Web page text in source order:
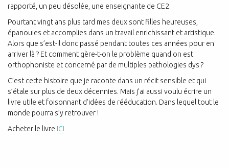
rapporté, un peu désolée, une enseignante de CE2.
Pourtant vingt ans plus tard mes deux sont filles heureuses,
épanouies et accomplies dans un travail enrichissant et artistique.
Alors que s’est-il donc passé pendant toutes ces années pour en
arriver là ? Et comment gère-t-on le problème quand on est
orthophoniste et concerné par de multiples pathologies dys ?
C’est cette histoire que je raconte dans un récit sensible et qui
s’étale sur plus de deux décennies. Mais j’ai aussi voulu écrire un
livre utile et foisonnant d’idées de rééducation. Dans lequel tout le
monde pourra s’y retrouver !
Acheter le livre ICI